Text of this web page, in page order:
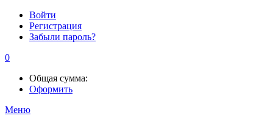
Войти
Регистрация
Забыли пароль?
0
Общая сумма:
Оформить
Меню